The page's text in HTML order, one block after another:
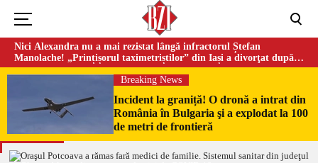
Nici Alexandra nu a mai rezistat lângă infractorul Ștefan
Manolache! „Prințișorul taximetriștilor” din Iași a divorţat după
doi ani de căsnicie
Breaking News
Incident la graniță! O dronă a intrat din
România în Bulgaria şi a explodat la 100
de metri de frontieră